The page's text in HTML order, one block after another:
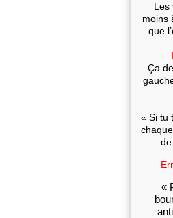
Les
moins
que
Ça
« Si tu
«